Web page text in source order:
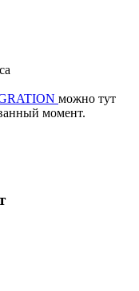
можно тут
момент.